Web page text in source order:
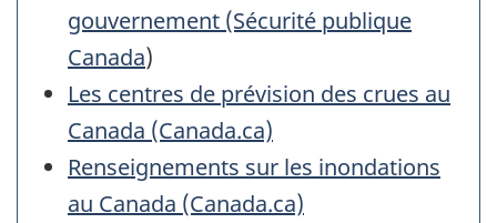
gouvernement (Sécurité publique
Canada)
Les centres de prévision des crues au
Canada (Canada.ca)
Renseignements sur les inondations
au Canada (Canada.ca)